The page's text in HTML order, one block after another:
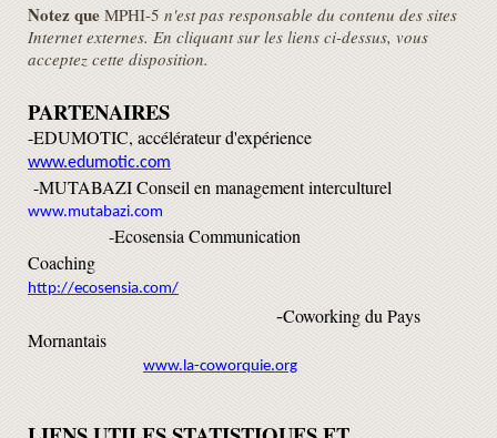
Notez que MPHI-5 n'est pas responsable du contenu des sites
Internet externes. En cliquant sur les liens ci-dessus, vous
acceptez cette disposition.
PARTENAIRES
-EDUMOTIC, accélérateur d'expérience
www.edumotic.com
-MUTABAZI Conseil en management interculturel
www.mutabazi.com
-Ecosensia Communication
Coaching
http://ecosensia.com/
-Coworking du Pays
Mornantais
www.la-coworquie.org